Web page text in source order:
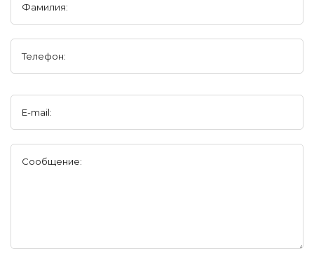
Фамилия:
Телефон:
E-mail:
Сообщение: